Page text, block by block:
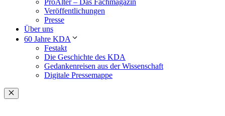
Veröffentlichungen
Presse
Über uns
60 Jahre KDA
Festakt
Die Geschichte des KDA
Gedankenreisen aus der Wissenschaft
Digitale Pressemappe
Schließen